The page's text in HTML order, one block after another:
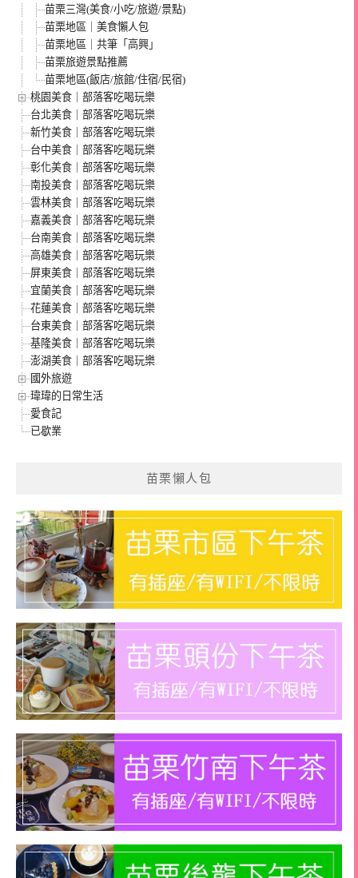
苗栗三灣(美食/小吃/旅遊/景點)
苗栗地區｜美食懶人包
苗栗地區｜共筆「高興」
苗栗旅遊景點推薦
苗栗地區(飯店/旅館/住宿/民宿)
桃園美食｜部落客吃喝玩樂
台北美食｜部落客吃喝玩樂
新竹美食｜部落客吃喝玩樂
台中美食｜部落客吃喝玩樂
彰化美食｜部落客吃喝玩樂
南投美食｜部落客吃喝玩樂
雲林美食｜部落客吃喝玩樂
嘉義美食｜部落客吃喝玩樂
台南美食｜部落客吃喝玩樂
高雄美食｜部落客吃喝玩樂
屏東美食｜部落客吃喝玩樂
宜蘭美食｜部落客吃喝玩樂
花蓮美食｜部落客吃喝玩樂
台東美食｜部落客吃喝玩樂
基隆美食｜部落客吃喝玩樂
澎湖美食｜部落客吃喝玩樂
國外旅遊
瑋瑋的日常生活
愛食記
已歇業
苗栗懶人包